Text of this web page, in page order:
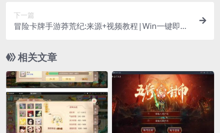
下一篇
冒险卡牌手游莽荒纪:来源+视频教程|Win一键即玩
相关文章